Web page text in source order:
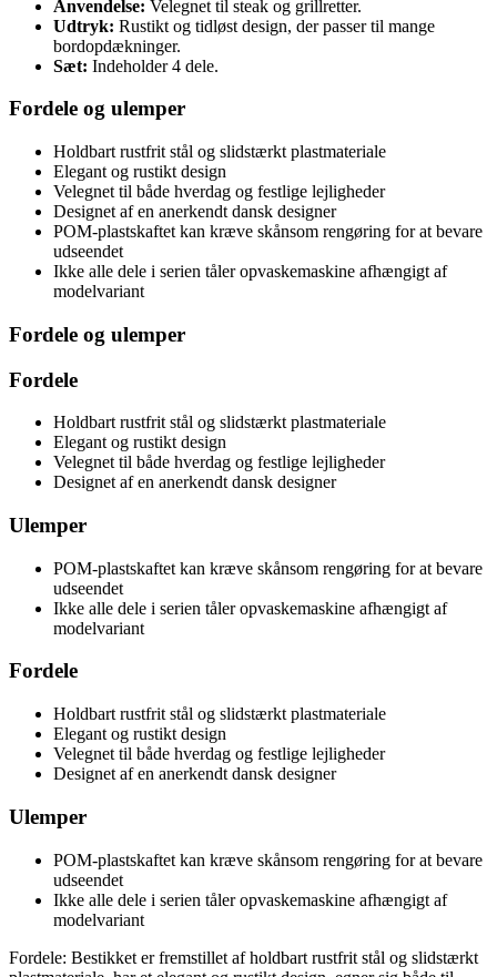
Anvendelse: Velegnet til steak og grillretter.
Udtryk: Rustikt og tidløst design, der passer til mange
bordopdækninger.
Sæt: Indeholder 4 dele.
Fordele og ulemper
Holdbart rustfrit stål og slidstærkt plastmateriale
Elegant og rustikt design
Velegnet til både hverdag og festlige lejligheder
Designet af en anerkendt dansk designer
POM-plastskaftet kan kræve skånsom rengøring for at bevare
udseendet
Ikke alle dele i serien tåler opvaskemaskine afhængigt af
modelvariant
Fordele og ulemper
Fordele
Holdbart rustfrit stål og slidstærkt plastmateriale
Elegant og rustikt design
Velegnet til både hverdag og festlige lejligheder
Designet af en anerkendt dansk designer
Ulemper
POM-plastskaftet kan kræve skånsom rengøring for at bevare
udseendet
Ikke alle dele i serien tåler opvaskemaskine afhængigt af
modelvariant
Fordele
Holdbart rustfrit stål og slidstærkt plastmateriale
Elegant og rustikt design
Velegnet til både hverdag og festlige lejligheder
Designet af en anerkendt dansk designer
Ulemper
POM-plastskaftet kan kræve skånsom rengøring for at bevare
udseendet
Ikke alle dele i serien tåler opvaskemaskine afhængigt af
modelvariant
Fordele: Bestikket er fremstillet af holdbart rustfrit stål og slidstærkt